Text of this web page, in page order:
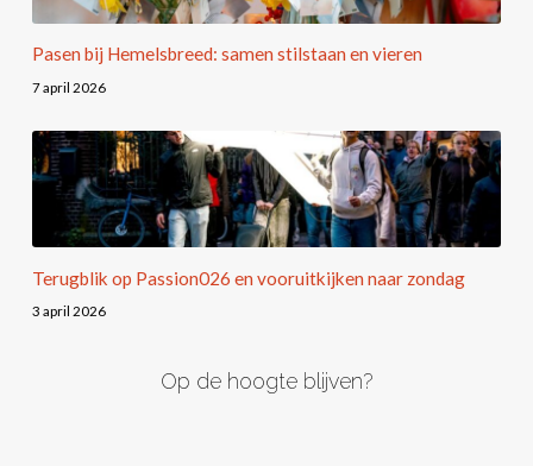
Pasen bij Hemelsbreed: samen stilstaan en vieren
7 april 2026
Terugblik op Passion026 en vooruitkijken naar zondag
3 april 2026
Op de hoogte blijven?